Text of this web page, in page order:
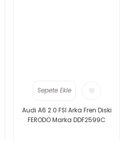
Sepete Ekle
Audi A6 2.0 FSI Arka Fren Diski
FERODO Marka DDF2599C